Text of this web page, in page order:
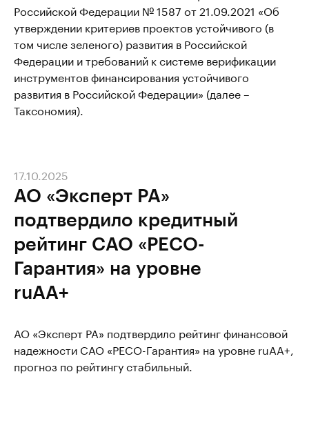
Российской Федерации № 1587 от 21.09.2021 «Об
утверждении критериев проектов устойчивого (в
том числе зеленого) развития в Российской
Федерации и требований к системе верификации
инструментов финансирования устойчивого
развития в Российской Федерации» (далее –
Таксономия).
АО «Эксперт РА»
подтвердило кредитный
рейтинг САО «РЕСО-
Гарантия» на уровне
ruAA+
17.10.2025
АО «Эксперт РА» подтвердило рейтинг финансовой
надежности САО «РЕСО-Гарантия» на уровне ruAA+,
прогноз по рейтингу стабильный.